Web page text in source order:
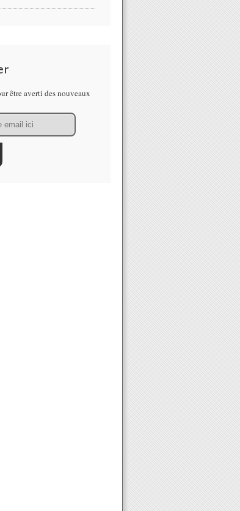
être averti des nouveaux